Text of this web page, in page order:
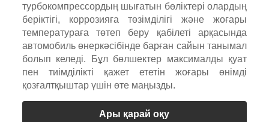
турбокомпрессордың шығатын бөліктері олардың
беріктігі, коррозияға төзімділігі және жоғары
температураға төтеп беру қабілеті арқасында
автомобиль өнеркәсібінде барған сайын танымал
болып келеді. Бұл бөлшектер максималды қуат
пен тиімділікті қажет ететін жоғары өнімді
қозғалтқыштар үшін өте маңызды.
Ары қарай оқу